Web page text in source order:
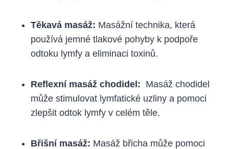
Těkavá masáž: Masážní technika, která
používá jemné tlakové⁤ pohyby k podpoře
odtoku‌ lymfy a eliminaci toxinů.
Reflexní‌ masáž chodidel: ⁣ Masáž chodidel
může stimulovat lymfatické uzliny a pomoci
zlepšit odtok ‌lymfy v celém těle.
Břišní masáž: Masáž břicha ‍může pomoci